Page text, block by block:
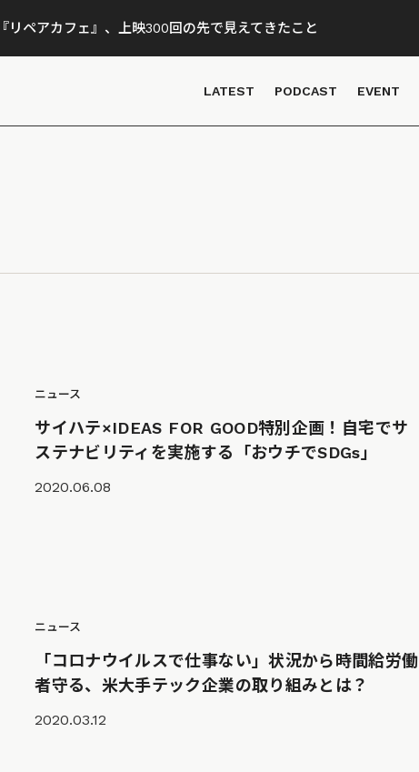
リペアカフェ』、上映300回の先で見えてきたこと
LATEST PODCAST EVENT
ニュース
サイハテ×IDEAS FOR GOOD特別企画！自宅でサ
ステナビリティを実施する「おウチでSDGs」
2020.06.08
ニュース
「コロナウイルスで仕事ない」状況から時間給労働
者守る、米大手テック企業の取り組みとは？
2020.03.12